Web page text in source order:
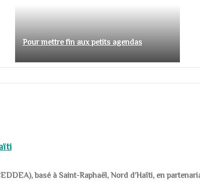
Pour mettre fin aux petits agendas
basé à Saint-Raphaël, Nord d’Haïti, en